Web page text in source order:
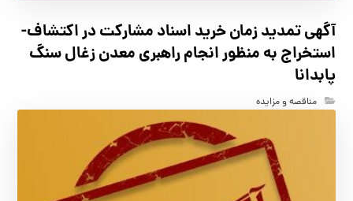
آگهي تمدید زمان خرید اسناد مشارکت در اکتشاف-
استخراج به منظور انجام راهبری معدن زغال سنگ
پابدانا
مناقصه و مزایده